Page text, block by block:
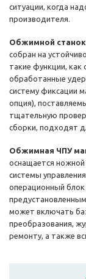
ситуации, когда
производителя.
Обжимной станок
собран на
такие функции, как
обработанные
систему фиксации
опция),
тщательную
сборки, подходят
Обжимная ЧПУ
оснащается
системы
операционный
может включать
преобразования,
ремонту, а также